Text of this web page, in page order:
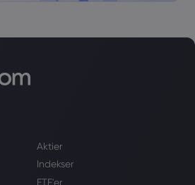
Aktier
Indekser
ETF'er